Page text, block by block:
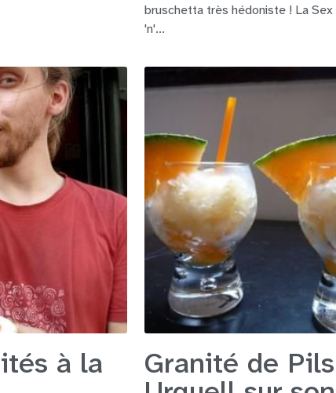
bruschetta très hédoniste ! La Sex
'n'...
à la Granité de